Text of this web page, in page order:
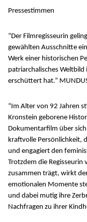
Pressestimmen
“Der Filmregisseurin
gewählten Ausschnitte
Werk einer historischen
patriarchalisches
erschüttert hat.”
“Im Alter von 92 Jahren
Kronstein geborene
Dokumentarfilm über
kraftvolle Persönlichkeit,
und engagiert den
Trotzdem die Regisseurin
zusammen trägt, wirkt
emotionalen Momente
und dabei mutig ihre
Nachfragen zu ihrer